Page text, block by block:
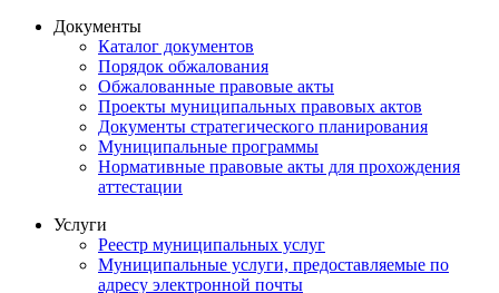
Документы
Каталог документов
Порядок обжалования
Обжалованные правовые акты
Проекты муниципальных правовых актов
Документы стратегического планирования
Муниципальные программы
Нормативные правовые акты для прохождения
аттестации
Услуги
Реестр муниципальных услуг
Муниципальные услуги, предоставляемые по
адресу электронной почты